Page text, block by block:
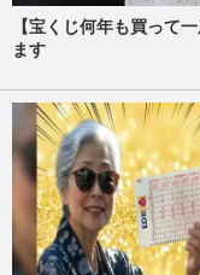
【宝くじ何年も買って
ます